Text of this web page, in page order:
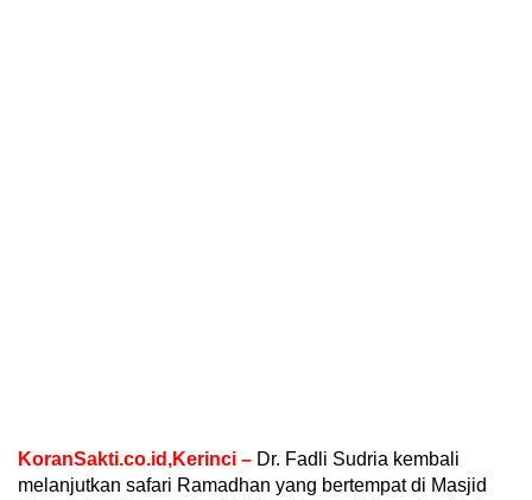
KoranSakti.co.id,Kerinci – Dr. Fadli Sudria kembali
melanjutkan safari Ramadhan yang bertempat di Masjid